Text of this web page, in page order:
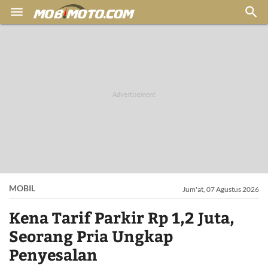
 
MOBIL Jum'at, 07 Agustus 2026
Kena Tarif Parkir Rp 1,2 Juta,
Seorang Pria Ungkap
Penyesalan